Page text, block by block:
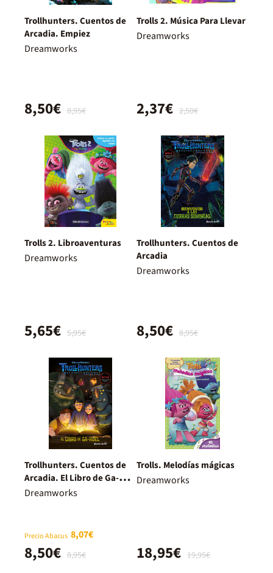
Trollhunters. Cuentos de
Arcadia. Empiez
Dreamworks
8,95€
8,50€
Trolls 2. Música Para Llevar
Dreamworks
2,50€
2,37€
Trolls 2. Libroaventuras
Dreamworks
5,95€
5,65€
Trollhunters. Cuentos de
Arcadia
Dreamworks
8,95€
8,50€
Trollhunters. Cuentos de
Arcadia. El Libro de Ga-
Huel
Dreamworks
Precio Abacus 8,07€
8,95€
8,50€
Trolls. Melodías mágicas
Dreamworks
19,95€
18,95€